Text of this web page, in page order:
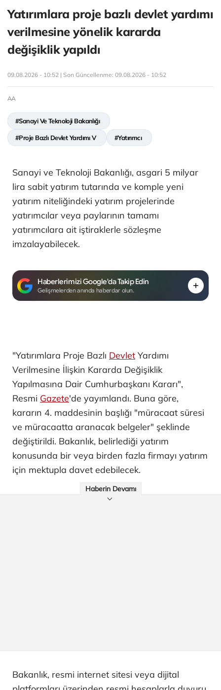
Yatırımlara proje bazlı devlet yardımı
verilmesine yönelik kararda
değişiklik yapıldı
09.08.2026 - 10:52 | Son Güncellenme: 09.08.2026 - 10:52
AA
#Sanayi Ve Teknoloji Bakanlığı
#Proje Bazlı Devlet Yardımı V #Yatırımcı
Sanayi ve Teknoloji Bakanlığı, asgari 5 milyar
lira sabit yatırım tutarında ve komple yeni
yatırım niteliğindeki yatırım projelerinde
yatırımcılar veya paylarının tamamı
yatırımcılara ait iştiraklerle sözleşme
imzalayabilecek.
Haberlerimizi Google'da Takip Edin
Gelişmelerden anında haberdar olun.
"Yatırımlara Proje Bazlı Devlet Yardımı
Verilmesine İlişkin Kararda Değişiklik
Yapılmasına Dair Cumhurbaşkanı Kararı",
Resmi Gazete'de yayımlandı. Buna göre,
kararın 4. maddesinin başlığı "müracaat süresi
ve müracaatta aranacak belgeler" şeklinde
değiştirildi. Bakanlık, belirlediği yatırım
konusunda bir veya birden fazla firmayı yatırım
için mektupla davet edebilecek.
Haberin Devamı
Bakanlık, resmi internet sitesi veya dijital